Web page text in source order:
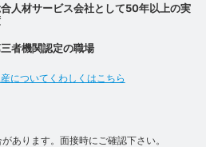
人材サービス会社として50年以上の実
者機関認定の職場
についてくわしくはこちら
あります。面接時にご確認下さい。